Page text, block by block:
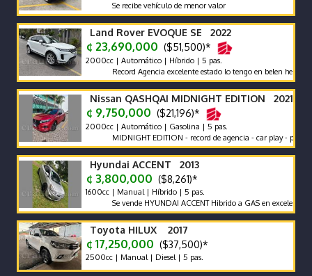
Se recibe vehículo de menor valor
Land Rover EVOQUE SE 2022
¢ 23,690,000 ($51,500)*
2000cc | Automático | Híbrido | 5 pas.
Record Agencia excelente estado lo tengo en belen heredia
Nissan QASHQAI MIDNIGHT EDITION 2021
¢ 9,750,000 ($21,196)*
2000cc | Automático | Gasolina | 5 pas.
MIDNIGHT EDITION - record de agencia - car play - poco km un
Hyundai ACCENT 2013
¢ 3,800,000 ($8,261)*
1600cc | Manual | Híbrido | 5 pas.
Se vende HYUNDAI ACCENT Hibrido a GAS en excelente estado
Toyota HILUX 2017
¢ 17,250,000 ($37,500)*
2500cc | Manual | Diesel | 5 pas.